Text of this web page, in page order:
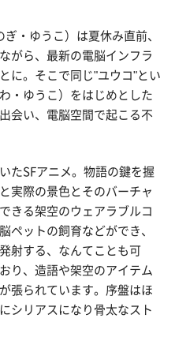
・ゆうこ）は夏休み直前、
がら、最新の電脳インフラ
に。そこで同じ"ユウコ"とい
・ゆうこ）をはじめとした
会い、電脳空間で起こる不
たSFアニメ。物語の鍵を握
実際の景色とそのバーチャ
きる架空のウェアラブルコ
ペットの飼育などができ、
射する、なんてことも可
り、造語や架空のアイテム
張られています。序盤はほ
シリアスになり骨太なスト